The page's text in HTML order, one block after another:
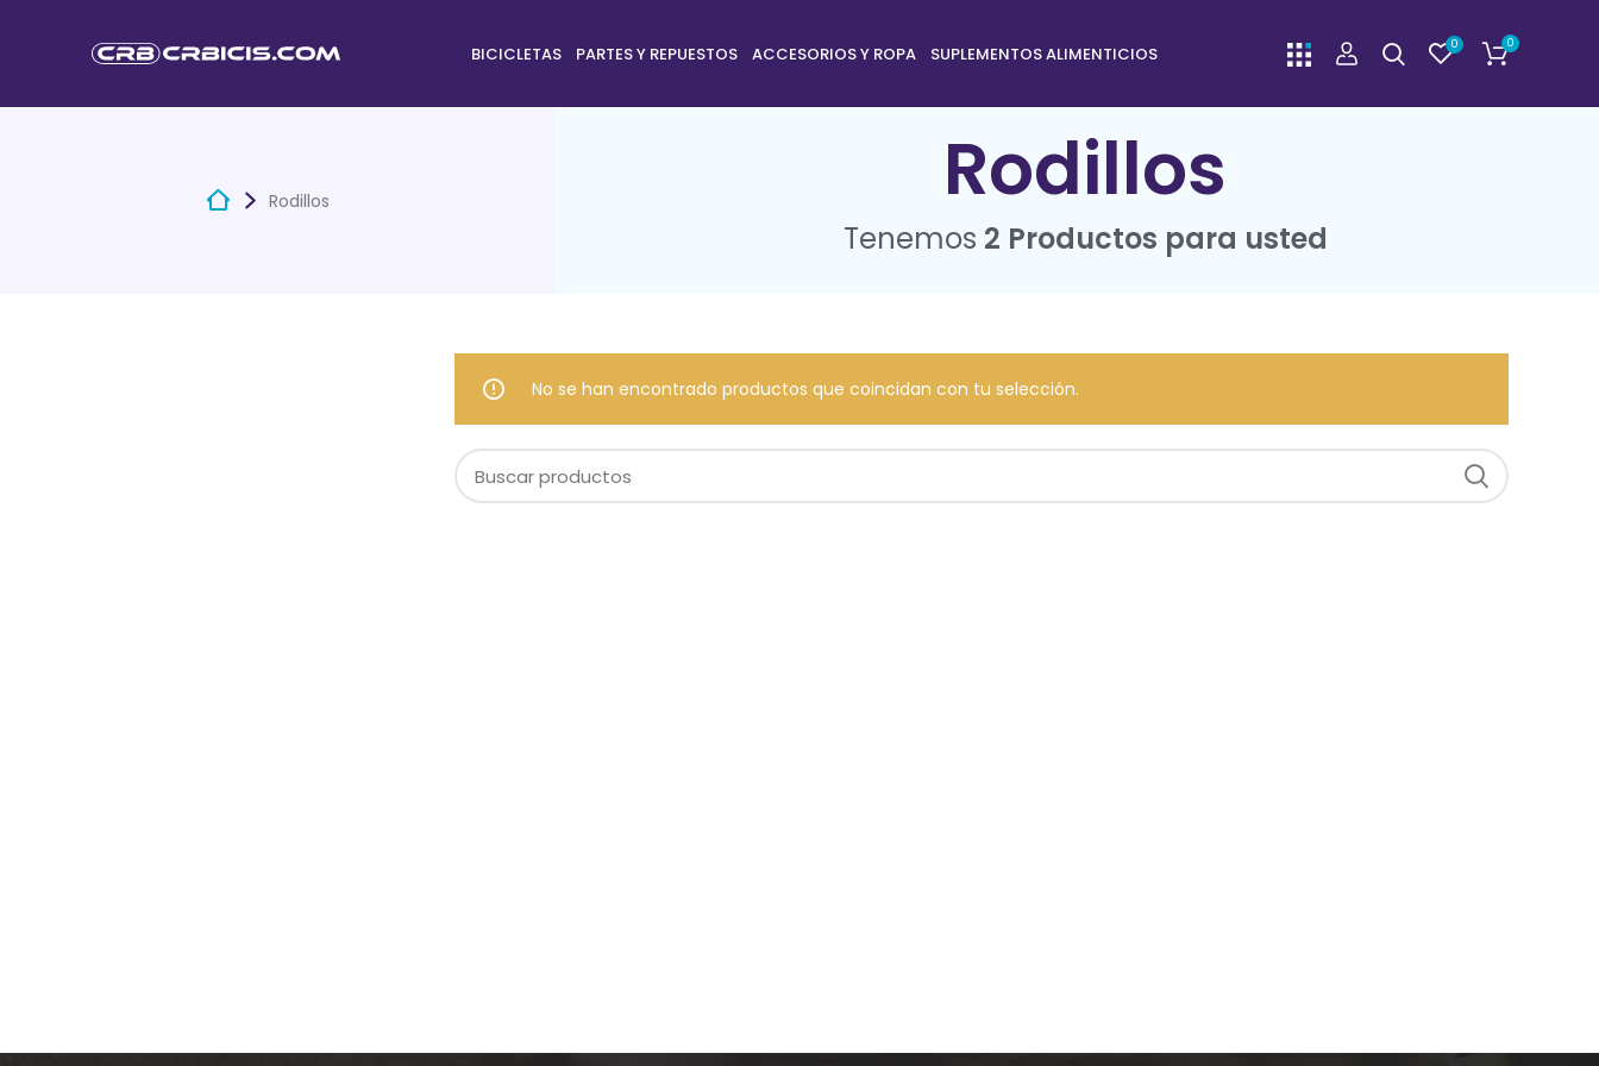
BICICLETAS PARTES Y REPUESTOS ACCESORIOS Y ROPA SUPLEMENTOS ALIMENTICIOS 0 0
Rodillos Rodillos
Tenemos 2 Productos para usted
No se han encontrado productos que coincidan con tu selección.